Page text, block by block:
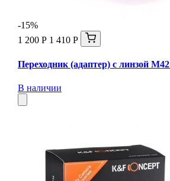
-15%
1 200 Р 1 410 Р
Переходник (адаптер) с линзой
В наличии